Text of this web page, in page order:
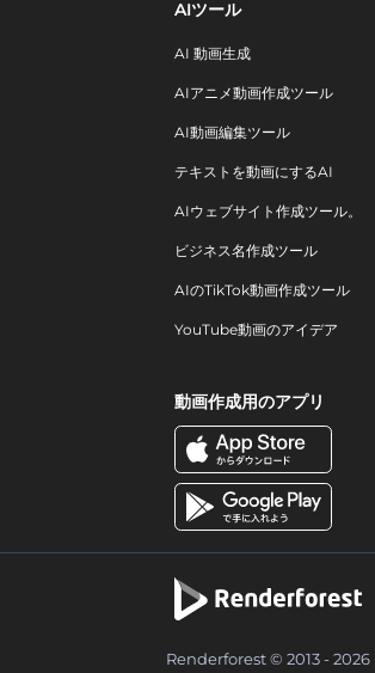
AIツール
AI 動画生成
AIアニメ動画作成ツール
AI動画編集ツール
テキストを動画にするAI
AIウェブサイト作成ツール。
ビジネス名作成ツール
AIのTikTok動画作成ツール
YouTube動画のアイデア
動画作成用のアプリ
Renderforest © 2013 - 2026